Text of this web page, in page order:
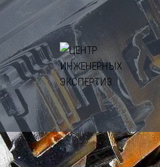
Skip
content